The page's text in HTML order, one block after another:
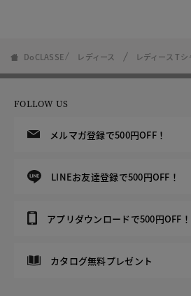
DoCLASSE レディース レディース T
FOLLOW US
メルマガ登録で500円OFF！
LINEお友達登録で500円OFF！
アプリダウンロードで500円OFF！
カタログ無料プレゼント